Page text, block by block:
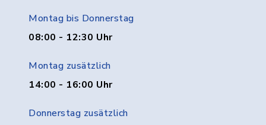
Montag bis Donnerstag
08:00 - 12:30 Uhr
Montag zusätzlich
14:00 - 16:00 Uhr
Donnerstag zusätzlich